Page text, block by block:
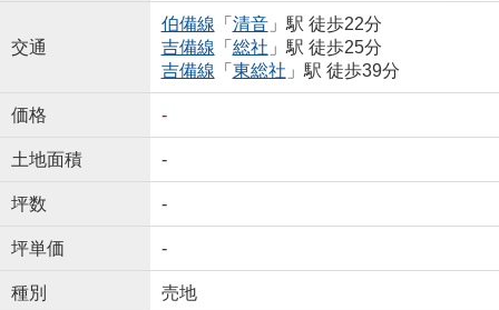
交通
伯備線 「 清音」駅 徒歩22分
吉備線 「 総社 」駅 徒歩25分
吉備線 「 東総社 」駅 徒歩39分
価格 -
土地面積 -
坪数 -
坪単価 -
種別 売地